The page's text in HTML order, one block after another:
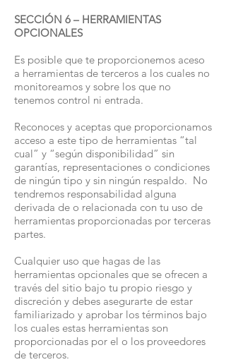
SECCIÓN 6 – HERRAMIENTAS
OPCIONALES
Es posible que te proporcionemos aceso
a herramientas de terceros a los cuales no
monitoreamos y sobre los que no
tenemos control ni entrada.
Reconoces y aceptas que proporcionamos
acceso a este tipo de herramientas “tal
cual” y “según disponibilidad” sin
garantías, representaciones o condiciones
de ningún tipo y sin ningún respaldo. No
tendremos responsabilidad alguna
derivada de o relacionada con tu uso de
herramientas proporcionadas por terceras
partes.
Cualquier uso que hagas de las
herramientas opcionales que se ofrecen a
través del sitio bajo tu propio riesgo y
discreción y debes asegurarte de estar
familiarizado y aprobar los términos bajo
los cuales estas herramientas son
proporcionadas por el o los proveedores
de terceros.